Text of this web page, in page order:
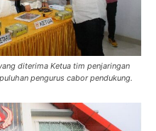
diterima Ketua tim penjaringan
pengurus cabor pendukung.